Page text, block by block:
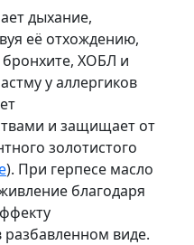
дыхание,
её отхождению,
бронхите, ХОБЛ и
у аллергиков
и защищает от
золотистого
). При герпесе масло
благодаря
разбавленном виде.